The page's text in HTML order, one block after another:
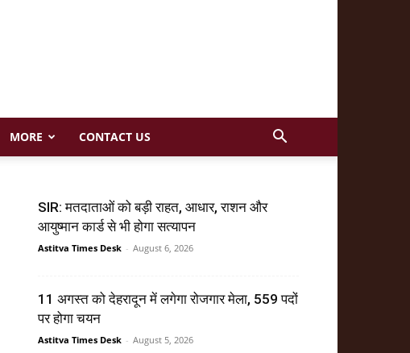
MORE CONTACT US
SIR: मतदाताओं को बड़ी राहत, आधार, राशन और
आयुष्मान कार्ड से भी होगा सत्यापन
Astitva Times Desk - August 6, 2026
11 अगस्त को देहरादून में लगेगा रोजगार मेला, 559 पदों
पर होगा चयन
Astitva Times Desk - August 5, 2026